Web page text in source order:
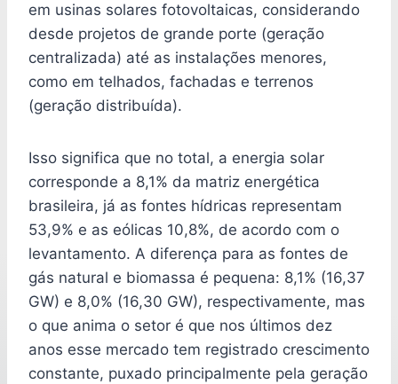
em usinas solares fotovoltaicas, considerando
desde projetos de grande porte (geração
centralizada) até as instalações menores,
como em telhados, fachadas e terrenos
(geração distribuída).
Isso significa que no total, a energia solar
corresponde a 8,1% da matriz energética
brasileira, já as fontes hídricas representam
53,9% e as eólicas 10,8%, de acordo com o
levantamento. A diferença para as fontes de
gás natural e biomassa é pequena: 8,1% (16,37
GW) e 8,0% (16,30 GW), respectivamente, mas
o que anima o setor é que nos últimos dez
anos esse mercado tem registrado crescimento
constante, puxado principalmente pela geração